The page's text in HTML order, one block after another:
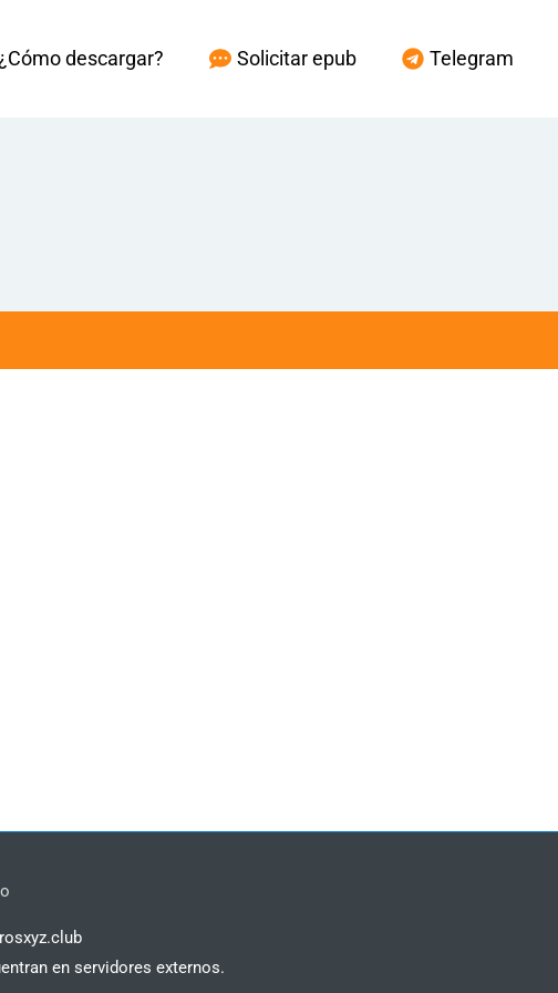
descargar? Solicitar epub Telegram
en servidores externos.